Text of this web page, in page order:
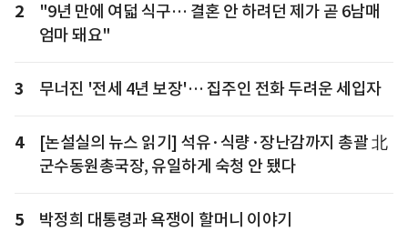
2
"9년 만에 여덟 식구… 결혼 안 하려던 제가 곧 6남매
엄마 돼요"
3 무너진 '전세 4년 보장'… 집주인 전화 두려운 세입자
4
[논설실의 뉴스 읽기] 석유·식량·장난감까지 총괄 北
군수동원총국장, 유일하게 숙청 안 됐다
5 박정희 대통령과 욕쟁이 할머니 이야기